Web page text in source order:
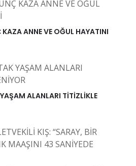
ANNE VE OĞUL HAYATINI
ALANLARI TİTİZLİKLE